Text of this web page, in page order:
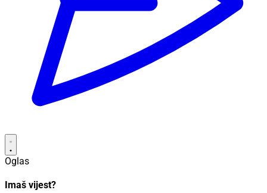
Oglas
Imaš vijest?